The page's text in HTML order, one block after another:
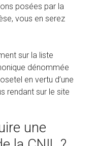
posées par la
vous en serez
sur la liste
dénommée
en vertu d’une
rendant sur le site
une